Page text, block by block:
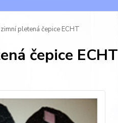
pletená čepice ECHT
čepice ECHT